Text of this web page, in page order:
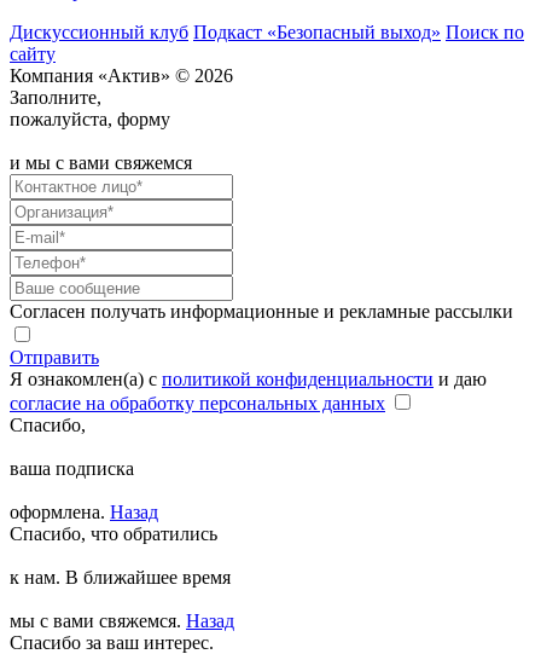
Дискуссионный клуб Подкаст «Безопасный выход» Поиск по
сайту
Компания «Актив» © 2026
Заполните,
пожалуйста, форму
и мы с вами свяжемся
Согласен получать информационные и рекламные рассылки
Отправить
Я ознакомлен(а) с политикой конфиденциальности и даю
согласие на обработку персональных данных
Спасибо,
ваша подписка
оформлена. Назад
Спасибо, что обратились
к нам. В ближайшее время
мы с вами свяжемся. Назад
Спасибо за ваш интерес.